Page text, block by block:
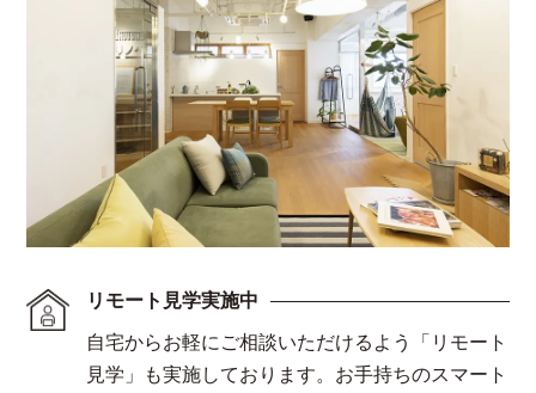
リモート見学実施中
自宅からお軽にご相談いただけるよう「リモート
見学」も実施しております。お手持ちのスマート